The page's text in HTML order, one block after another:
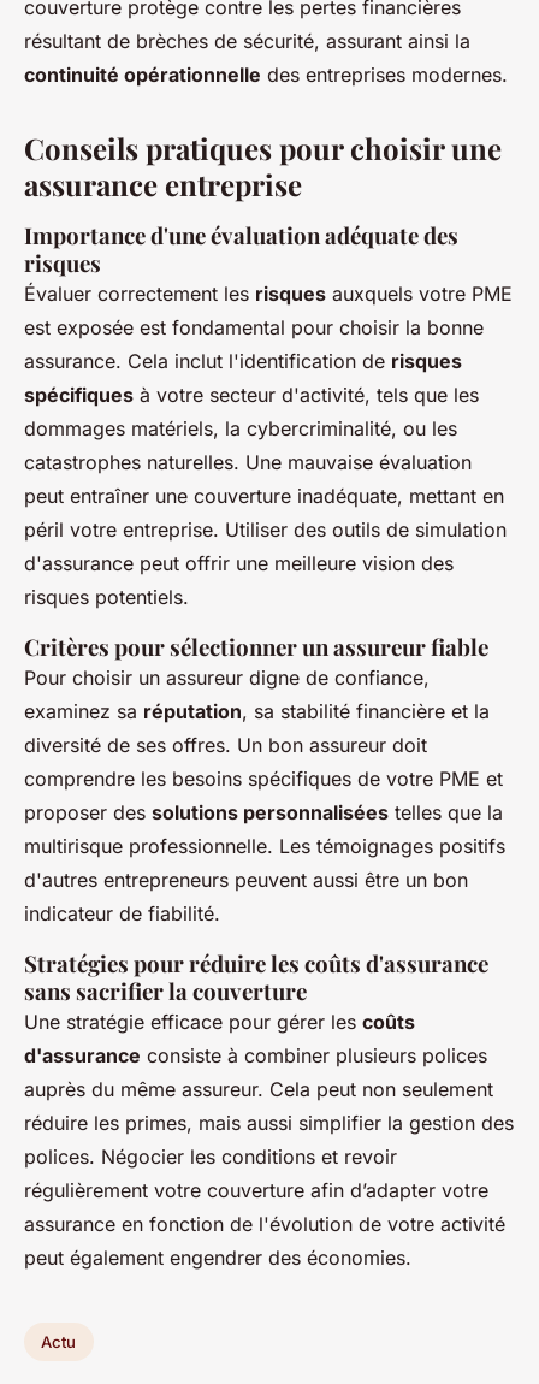
couverture protège contre les pertes financières
résultant de brèches de sécurité, assurant ainsi la
continuité opérationnelle des entreprises modernes.
Conseils pratiques pour choisir une
assurance entreprise
Importance d'une évaluation adéquate des
risques
Évaluer correctement les risques auxquels votre PME
est exposée est fondamental pour choisir la bonne
assurance. Cela inclut l'identification de risques
spécifiques à votre secteur d'activité, tels que les
dommages matériels, la cybercriminalité, ou les
catastrophes naturelles. Une mauvaise évaluation
peut entraîner une couverture inadéquate, mettant en
péril votre entreprise. Utiliser des outils de simulation
d'assurance peut offrir une meilleure vision des
risques potentiels.
Critères pour sélectionner un assureur fiable
Pour choisir un assureur digne de confiance,
examinez sa réputation, sa stabilité financière et la
diversité de ses offres. Un bon assureur doit
comprendre les besoins spécifiques de votre PME et
proposer des solutions personnalisées telles que la
multirisque professionnelle. Les témoignages positifs
d'autres entrepreneurs peuvent aussi être un bon
indicateur de fiabilité.
Stratégies pour réduire les coûts d'assurance
sans sacrifier la couverture
Une stratégie efficace pour gérer les coûts
d'assurance consiste à combiner plusieurs polices
auprès du même assureur. Cela peut non seulement
réduire les primes, mais aussi simplifier la gestion des
polices. Négocier les conditions et revoir
régulièrement votre couverture afin d’adapter votre
assurance en fonction de l'évolution de votre activité
peut également engendrer des économies.
Actu